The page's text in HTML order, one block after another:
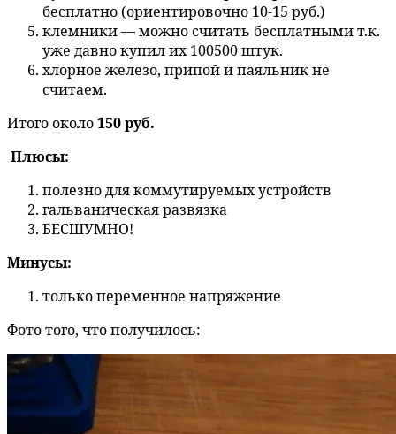
бесплатно (ориентировочно 10-15 руб.)
клемники — можно считать бесплатными т.к.
уже давно купил их 100500 штук.
хлорное железо, припой и паяльник не
считаем.
Итого около150 руб.
Плюсы:
полезно для коммутируемых устройств
гальваническая развязка
БЕСШУМНО!
Минусы:
только переменное напряжение
Фото того, что получилось: